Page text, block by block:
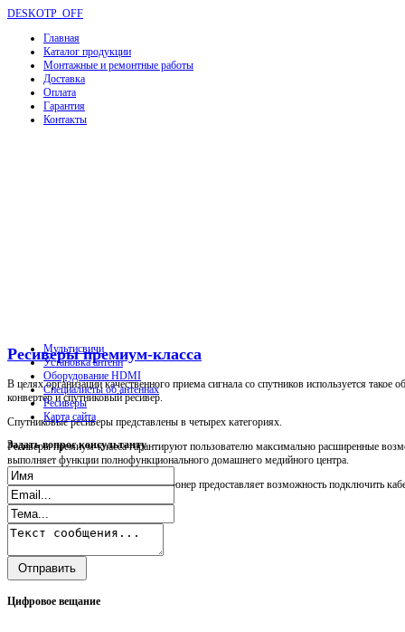
DESKOTP_OFF
Главная
Каталог продукции
Монтажные и ремонтные работы
Доставка
Оплата
Гарантия
Контакты
Ресиверы премиум-класса
В целях организации качественного приема сигнала со спутников используется такое
конвертер и спутниковый ресивер.
Спутниковые ресиверы представлены в четырех категориях.
Ресиверы премиум-класса гарантируют пользователю максимально расширенные
выполняет функции полнофункционального домашнего медийного центра.
Прежде всего, следует сказать, что тюнер предоставляет возможность подключить
Мультисвичи
Установка антенн
Оборудование HDMI
Специалисты об антеннах
Ресиверы
Карта сайта
Задатьвопрос консультанту
Цифровое вещание